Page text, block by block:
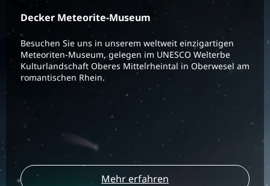
Decker Meteorite-Museum
Besuchen Sie uns in unserem weltweit einzigartigen
Meteoriten-Museum, gelegen im UNESCO Welterbe
Kulturlandschaft Oberes Mittelrheintal in Oberwesel am
romantischen Rhein.
Mehr erfahren